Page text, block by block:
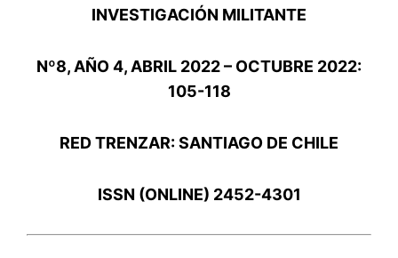
INVESTIGACIÓN MILITANTE
Nº8, AÑO 4, ABRIL 2022 – OCTUBRE 2022:
105-118
RED TRENZAR: SANTIAGO DE CHILE
ISSN (ONLINE) 2452-4301